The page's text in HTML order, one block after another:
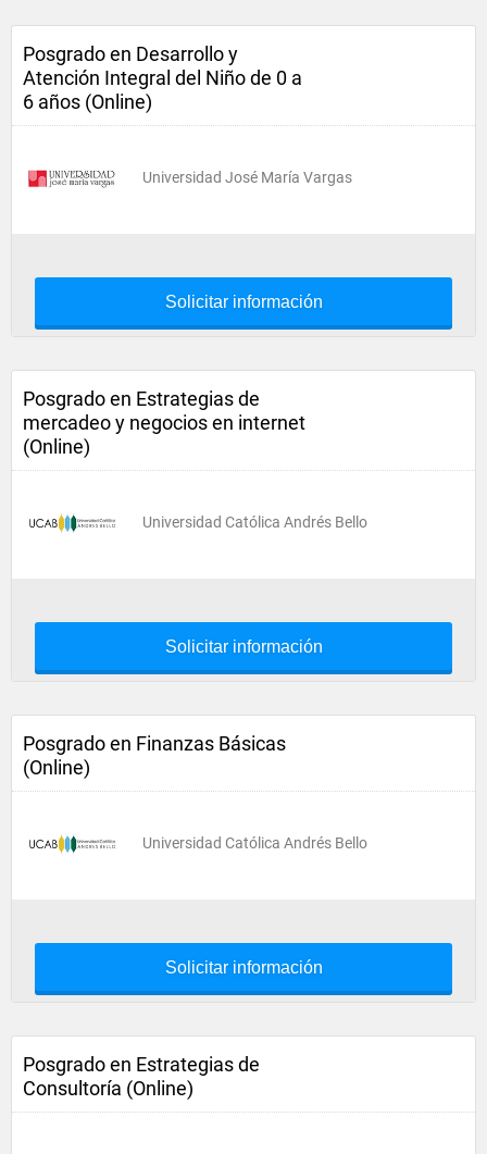
Posgrado en Desarrollo y
Atención Integral del Niño de 0 a
6 años (Online)
Universidad José María Vargas
Solicitar información
Posgrado en Estrategias de
mercadeo y negocios en internet
(Online)
Universidad Católica Andrés Bello
Solicitar información
Posgrado en Finanzas Básicas
(Online)
Universidad Católica Andrés Bello
Solicitar información
Posgrado en Estrategias de
Consultoría (Online)